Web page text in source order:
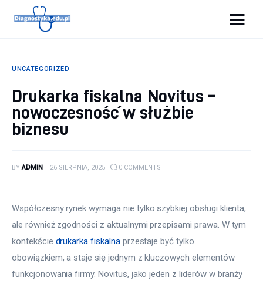
Diagnostyka.edu.pl
Profilaktyka
Sport
Zdrowie
UNCATEGORIZED
Drukarka fiskalna Novitus –
nowoczesność w służbie
biznesu
BY ADMIN 26 SIERPNIA, 2025 0 COMMENTS
Współczesny rynek wymaga nie tylko szybkiej obsługi klienta,
ale również zgodności z aktualnymi przepisami prawa. W tym
kontekście drukarka fiskalna przestaje być tylko
obowiązkiem, a staje się jednym z kluczowych elementów
funkcjonowania firmy. Novitus, jako jeden z liderów w branży